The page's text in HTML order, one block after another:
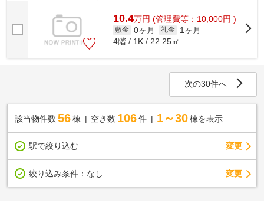
10.4万円 (管理費等：10,000円 )
敷金 0ヶ月 礼金
1ヶ月
4階 / 1K / 22.25㎡
次の30件へ
該当物件数 56棟 空き数 106 件 1～30 棟を表示
駅で絞り込む 変更
絞り込み条件： なし 変更